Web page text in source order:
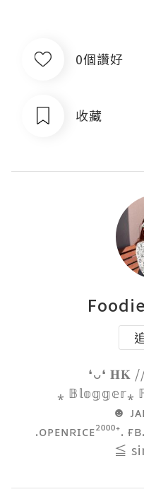
0個讚好
收藏
❛ᴗ❛ 𝐇𝐊
⁎ 𝔹𝕝𝕠𝕘𝕘𝕖𝕣⁎
☻
.ᴏᴘᴇɴʀɪᴄᴇ²⁰⁰⁰⁺.
≦